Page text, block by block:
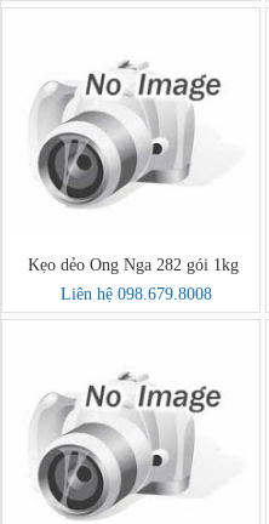
Kẹo dẻo Ong Nga 282 gói 1kg
Liên hệ 098.679.8008